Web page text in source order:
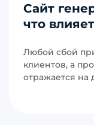
Сайт
что
Любой сбой
клиентов, а
отражается на